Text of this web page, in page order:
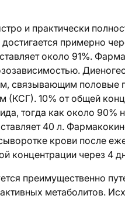
и практически
примерно
около 91%.
связывающим половые
10% от общей
тогда как около 90%
40 л.
крови после
концентрации через 4
преимущественно
метаболитов.